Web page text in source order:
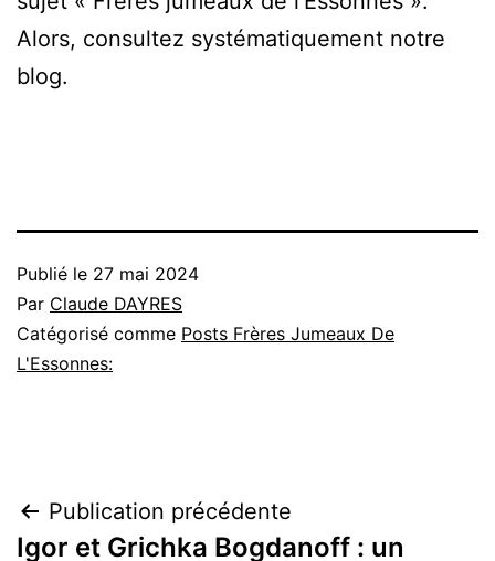
Alors, consultez systématiquement notre
blog.
Publié le 27 mai 2024
Par Claude DAYRES
Catégorisé comme Posts Frères Jumeaux De
L'Essonnes:
Navigation
Publication précédente
Igor et Grichka Bogdanoff : un